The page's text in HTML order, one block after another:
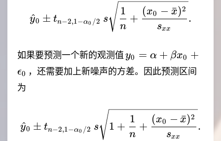
\hat{y}_0 \pm t_{n-
y
^0 ± tn−2,1−α0 /2 s
n
1
+
sxx
(x0 − x
ˉ)2
.
如果要预测一个新的观测值y_0=\alpha+\beta
x_0+\epsilon_0
y0 = α + βx0 +
ϵ0 ，还需要加上新噪声的方差。因此预测区间
为
\hat{y}_0 \pm
y
^0 ± tn−2,1−α0 /2 s 1 +
n
1
+
sxx
(x0 − x
ˉ)2
.